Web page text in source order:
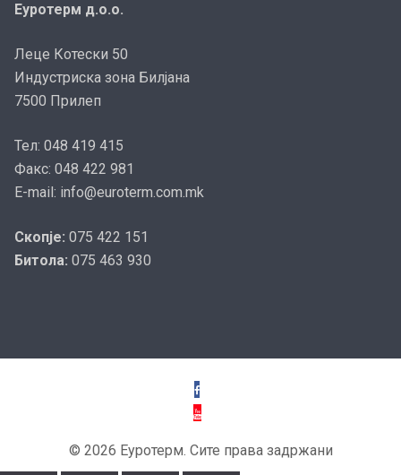
Еуротерм д.о.о.
Леце Котески 50
Индустриска зона Билјана
7500 Прилеп
Тел: 048 419 415
Факс: 048 422 981
E-mail: info@euroterm.com.mk
Скопје: 075 422 151
Битола: 075 463 930
© 2026 Еуротерм. Сите права задржани